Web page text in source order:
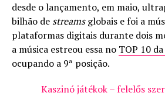
desde o lançamento, em maio,
bilhão de streamsglobais e foi a
plataformas digitais durante dois
a música estreou essa no TOP 10
ocupando a 9ª posição.
Kaszinó játékok – felelős